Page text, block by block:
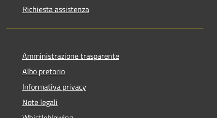
Richiesta assistenza
Amministrazione trasparente
Albo pretorio
Informativa privacy
Note legali